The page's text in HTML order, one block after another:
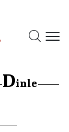
Dinle